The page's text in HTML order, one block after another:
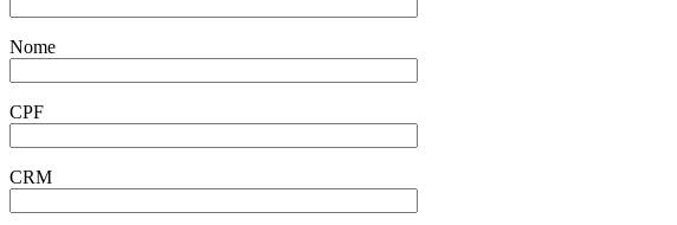
Nome
CPF
CRM